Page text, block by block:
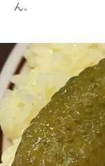
ん。